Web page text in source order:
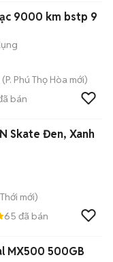
9000 km bstp 9
(P. Phú Thọ Hòa mới)
bán
Skate Đen, Xanh
mới)
65 đã bán
MX500 500GB